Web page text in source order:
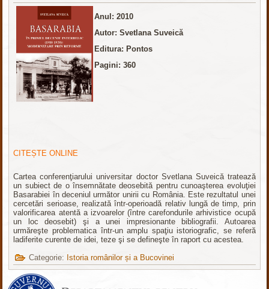
Anul: 2010
Autor: Svetlana Suveică
Editura: Pontos
Pagini: 360
CITEȘTE ONLINE
Cartea conferenţiarului universitar doctor Svetlana Suveică tratează
un subiect de o însemnătate deosebită pentru cunoaşterea evoluţiei
Basarabiei în deceniul următor unirii cu România. Este rezultatul unei
cercetări serioase, realizată într-operioadă relativ lungă de timp, prin
valorificarea atentă a izvoarelor (între carefondurile arhivistice ocupă
un loc deosebit) şi a unei impresionante bibliografii. Autoarea
urmăreşte problematica într-un amplu spaţiu istoriografic, se referă
ladiferite curente de idei, teze şi se defineşte în raport cu acestea.
Categorie: Istoria românilor și a Bucovinei